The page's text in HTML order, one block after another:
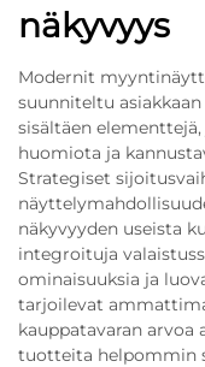
näkyvyys
Modernit
suunniteltu
sisältäen
huomiota ja
Strategiset
näkyvyyden useista
integroituja
ominaisuuksia ja
tarjoilevat
kauppatavaran arvoa
tuotteita helpommin